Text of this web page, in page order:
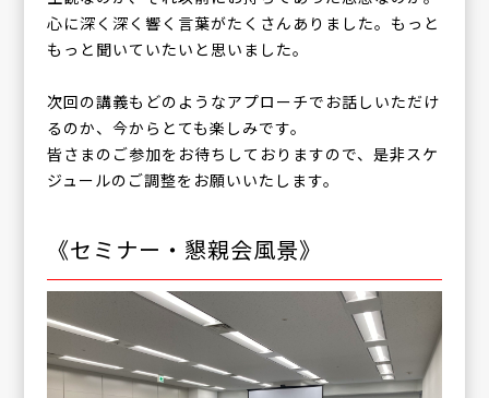
心に深く深く響く言葉がたくさんありました。もっと
もっと聞いていたいと思いました。
次回の講義もどのようなアプローチでお話しいただけ
るのか、今からとても楽しみです。
皆さまのご参加をお待ちしておりますので、是非スケ
ジュールのご調整をお願いいたします。
《セミナー・懇親会風景》